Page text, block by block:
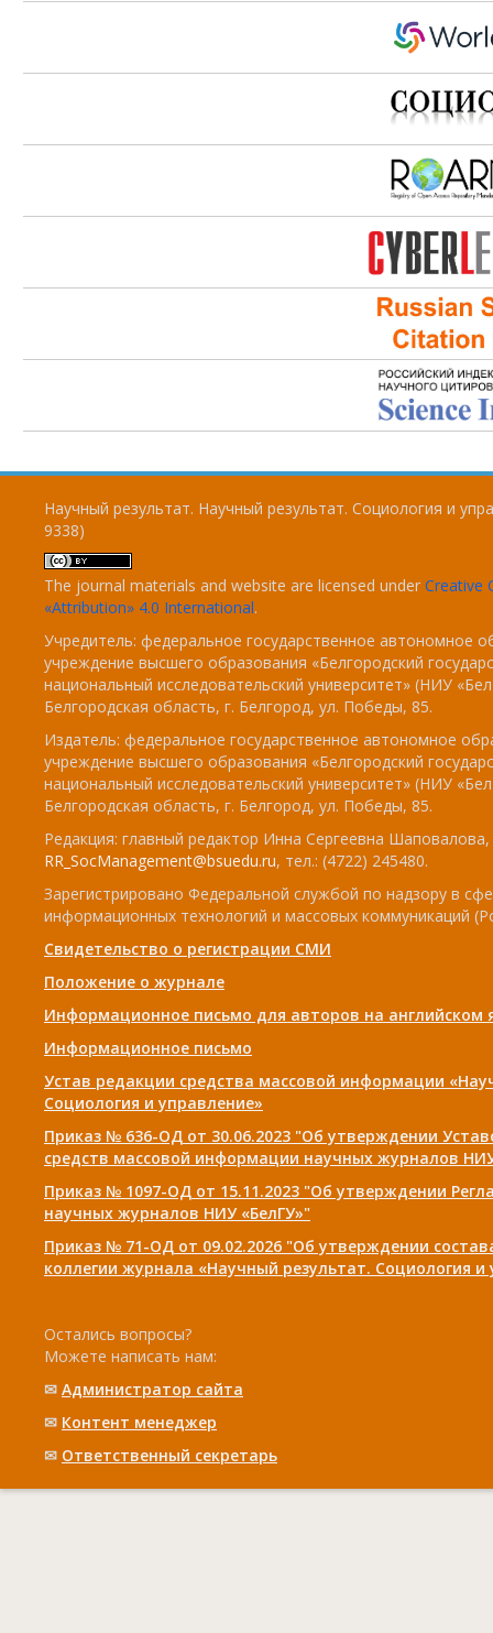
Научный результат. Научный результат. Социология и
9338)
The journal materials and website are licensed under Creative
«Attribution» 4.0 International.
Учредитель: федеральное государственное автономное
учреждение высшего образования «Белгородский
национальный исследовательский университет» (НИУ
Белгородская область, г. Белгород, ул. Победы, 85.
Издатель: федеральное государственное автономное
учреждение высшего образования «Белгородский
национальный исследовательский университет» (НИУ
Белгородская область, г. Белгород, ул. Победы, 85.
Редакция: главный редактор Инна Сергеевна
RR_SocManagement@bsuedu.ru, тел.: (4722) 245480.
Зарегистрировано Федеральной службой по надзору в
информационных технологий и массовых коммуникаций
Свидетельство о регистрации СМИ
Положение о журнале
Информационное письмо для авторов на английском
Информационное письмо
Устав редакции средства массовой информации
Социология и управление»
Приказ № 636-ОД от 30.06.2023 "Об утверждении
средств массовой информации научных журналов
Приказ № 1097-ОД от 15.11.2023 "Об утверждении
научных журналов НИУ «БелГУ»"
Приказ № 71-ОД от 09.02.2026 "Об утверждении
коллегии журнала «Научный результат. Социология и
Остались вопросы?
Можете написать нам:
✉ Администратор сайта
✉ Контент менеджер
✉ Ответственный cекретарь